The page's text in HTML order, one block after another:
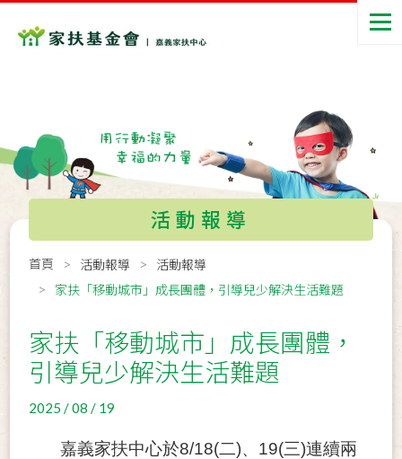
活動報導
首頁 活動報導
活動報導
家扶「移動城市」成長團體，引導兒少解決生活難題
家扶「移動城市」成長團體，
引導兒少解決生活難題
2025 / 08 / 19
嘉義家扶中心於8/18(二)、19(三)連續兩